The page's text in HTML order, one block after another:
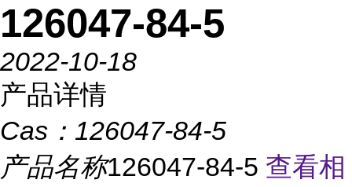
126047-84-5
2022-10-18
产品详情
Cas： 126047-84-5
产品名称126047-84-5 查看相